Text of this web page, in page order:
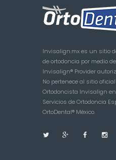
Invisalign.mx es un sitio
de ortodoncia por medio
Invisalign® Provider
No pertenece al sitio
Ortodoncista Invisalign
Servicios de Ortodoncia
OrtoDental® México.